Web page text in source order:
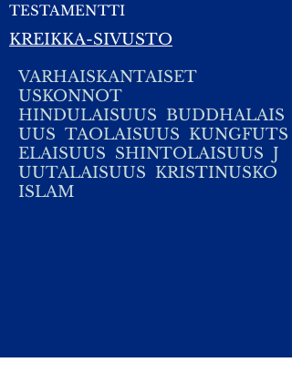
TESTAMENTTI
KREIKKA-SIVUSTO
VARHAISKANTAISET
USKONNOT
HINDULAISUUS BUDDHALAIS
UUS TAOLAISUUS KUNGFUTS
ELAISUUS SHINTOLAISUUS J
UUTALAISUUS KRISTINUSKO
ISLAM